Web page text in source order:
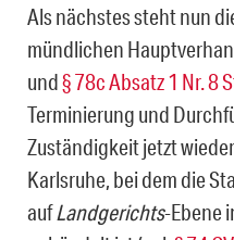
Als nächstes steht nun
mündlichen
und§ 78c Absatz 1 Nr. 8
Terminierung und
Zuständigkeit jetzt
Karlsruhe, bei dem die
aufLandgerichts-Ebene